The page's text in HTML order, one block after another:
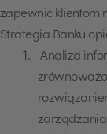
zapewnić klientom
Strategia Banku
Analiza